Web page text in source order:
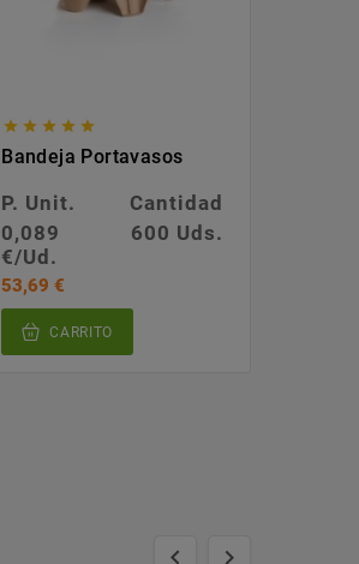
    
Bandeja Portavasos
P. Unit.
Cantidad
0,089
€/Ud.
600 Uds.
53,69 €
CARRITO
 